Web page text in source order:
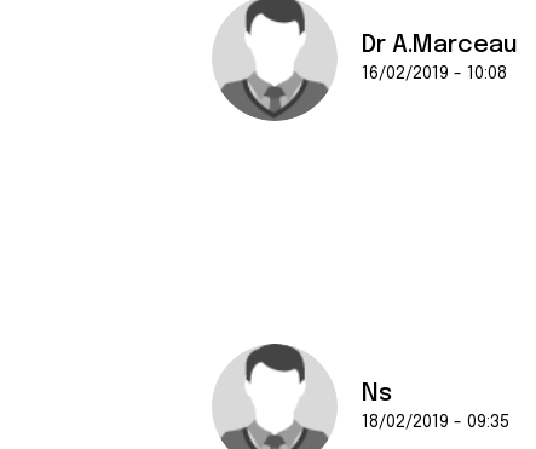
Dr A.Marceau
16/02/2019 - 10:08
Ns
18/02/2019 - 09:35